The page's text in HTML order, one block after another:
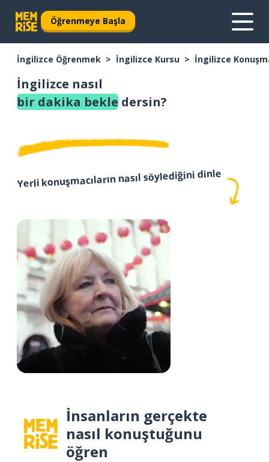
Öğrenmeye Başla
İngilizce Öğrenmek İngilizce Kursu İngilizce
İngilizce nasıl
bir dakika bekle dersin?
Yerli konuşmacıların nasıl söylediğini dinle
İnsanların gerçekte
nasıl konuştuğunu
öğren